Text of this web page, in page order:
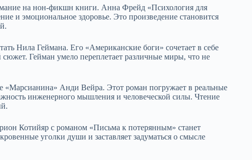
на нон-фикшн книги. Анна Фрейд «Психология для
и эмоциональное здоровье. Это произведение становится
Нила Геймана. Его «Американские боги» сочетает в себе
Гейман умело переплетает различные миры, что не
«Марсианина» Анди Вейра. Этот роман погружает в реальные
инженерного мышления и человеческой силы. Чтение
Котийяр с романом «Письма к потерянным» станет
уголки души и заставляет задуматься о смысле